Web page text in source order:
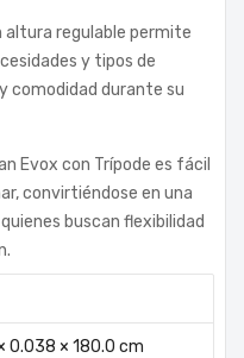
regulable permite
y tipos de
comodidad durante su
Evox con Trípode es fácil
convirtiéndose en una
buscan flexibilidad
0.038 × 180.0 cm